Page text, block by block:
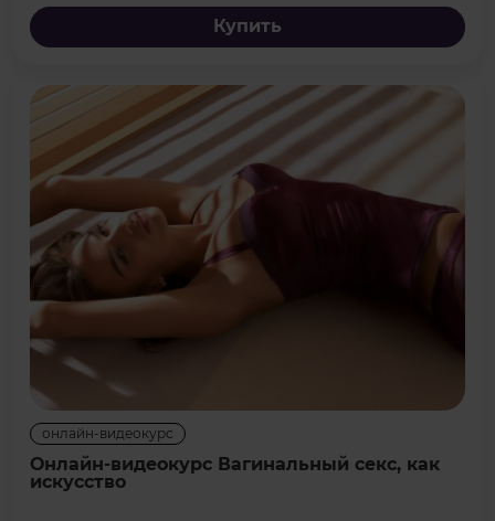
Купить
онлайн-видеокурс
Онлайн-видеокурс Вагинальный секс, как
искусство